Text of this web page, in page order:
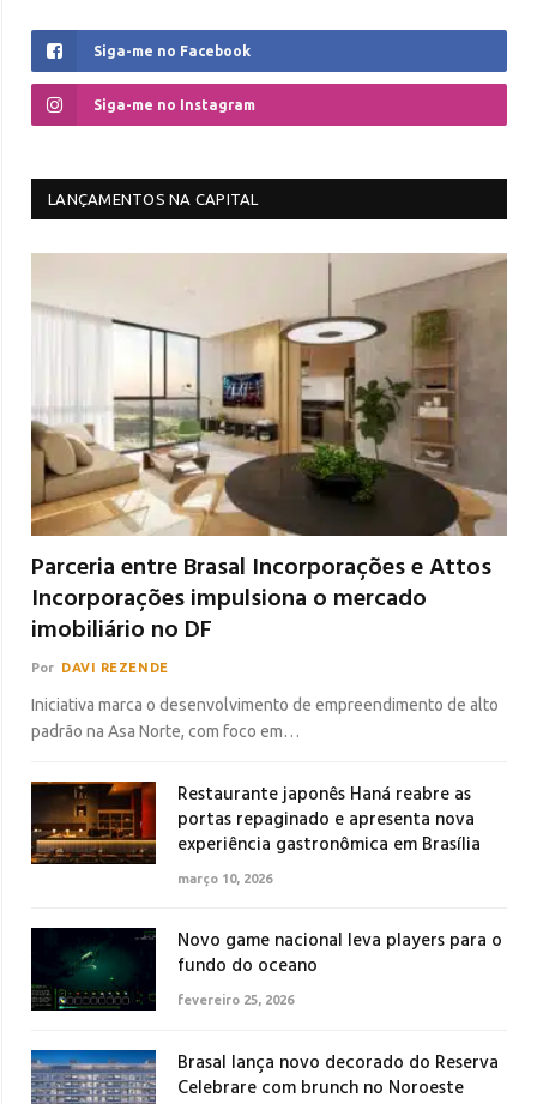
Siga-me no Facebook
Siga-me no Instagram
LANÇAMENTOS NA CAPITAL
Parceria entre Brasal Incorporações e Attos
Incorporações impulsiona o mercado
imobiliário no DF
Por DAVI REZENDE
Iniciativa marca o desenvolvimento de empreendimento de alto
padrão na Asa Norte, com foco em…
Restaurante japonês Haná reabre as
portas repaginado e apresenta nova
experiência gastronômica em Brasília
março 10, 2026
Novo game nacional leva players para o
fundo do oceano
fevereiro 25, 2026
Brasal lança novo decorado do Reserva
Celebrare com brunch no Noroeste